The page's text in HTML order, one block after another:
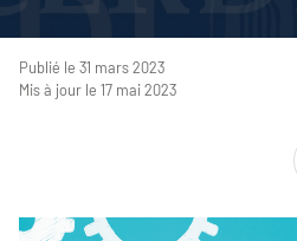
Publié le 31 mars 2023
Mis à jour le 17 mai 2023